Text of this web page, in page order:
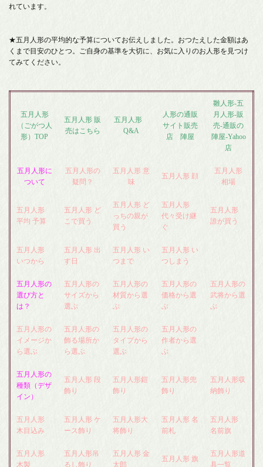
れています。
★五月人形の平均的な予算についてお伝えしました。おつたえした金額はあ
くまで目安のひとつ。ご自身の基準を大切に、お気に入りのお人形を見つけ
てみてください。
五月人形
（ごがつ人
形）TOP
五月人形 販
売はこちら
五月人形
Q&A
人形の通販
サイト販売
店 陣屋
雛人形-五
月人形-販
売-通販の
陣屋-Yahoo
店
五月人形に
ついて
五月人形の
疑問？
五月人形 意
味
五月人形 顔
五月人形
相場
五月人形
平均 予算
五月人形 ど
こで買う
五月人形 ど
っちの親が
買う
五月人形
代々受け継
ぐ
五月人形
誰が買う
五月人形
いつから
五月人形 出
す日
五月人形 い
つまで
五月人形 い
つしまう
五月人形の
選び方と
は？
五月人形の
サイズから
選ぶ
五月人形の
材質から選
ぶ
五月人形の
価格から選
ぶ
五月人形の
武将から選
ぶ
五月人形の
イメージか
ら選ぶ
五月人形の
飾る場所か
ら選ぶ
五月人形の
タイプから
選ぶ
五月人形の
作者から選
ぶ
五月人形の
種類（デザ
イン）
五月人形 段
飾り
五月人形鎧
飾り
五月人形兜
飾り
五月人形収
納飾り
五月人形
木目込み
五月人形 ケ
ース飾り
五月人形大
将飾り
五月人形 名
前札
五月人形
名前旗
五月人形
木製
五月人形吊
るし飾り
五月人形 金
太郎
五月人形 旗
五月人形道
具一覧